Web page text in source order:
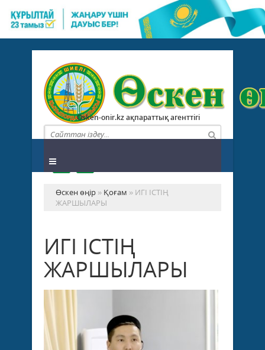
Osken-onir.kz ақпараттық агенттігі
Өскен өңір » Қоғам » ИГІ ІСТІҢ
ЖАРШЫЛАРЫ
ИГІ ІСТІҢ
ЖАРШЫЛАРЫ